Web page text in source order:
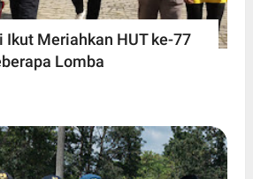
Ikut Meriahkan HUT ke-77
Lomba